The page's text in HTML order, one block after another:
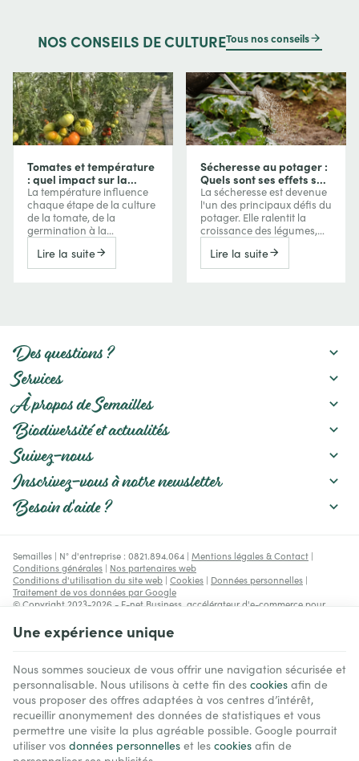
NOS CONSEILS DE CULTURETous nos conseils
Tomates et température
: quel impact sur la
croissance, la floraison
et les fruits ?
La température influence
chaque étape de la culture
de la tomate, de la
germination à la
de froid ralentit la
croissance, tandis que les
permet de mieux
interpréter les réactions de
vos plants et d’adapter
votre conduite au fil de la
saison.
Lire la suite
Sécheresse au potager :
Quels sont ses effets sur
vos cultures et comment
les protéger ?
La sécheresse est devenue
l'un des principaux défis du
potager. Elle ralentit la
croissance des légumes,
parfois l'amertume ou la
montée en graines, mais
Lire la suite
Des questions ?
Services
À propos de Semailles
Biodiversité et actualités
Suivez-nous
Inscrivez-vous à notre newsletter
Besoin d'aide ?
Semailles | N° d'entreprise : 0821.894.064 | Mentions légales & Contact |
Conditions générales | Nos partenaires web
Conditions d'utilisation du site web | Cookies | Données personnelles |
Traitement de vos données par Google
© Copyright 2023-2026 - E-net Business , accélérateur d'e-commerce pour
Une expérience unique
Nous sommes soucieux de vous offrir une navigation sécurisée et
personnalisable. Nous utilisons à cette fin des cookies afin de
vous proposer des offres adaptées à vos centres d’intérêt,
recueillir anonymement des données de statistiques et vous
permettre une visite la plus agréable possible. Google pourrait
utiliser vos données personnelles et les cookies afin de